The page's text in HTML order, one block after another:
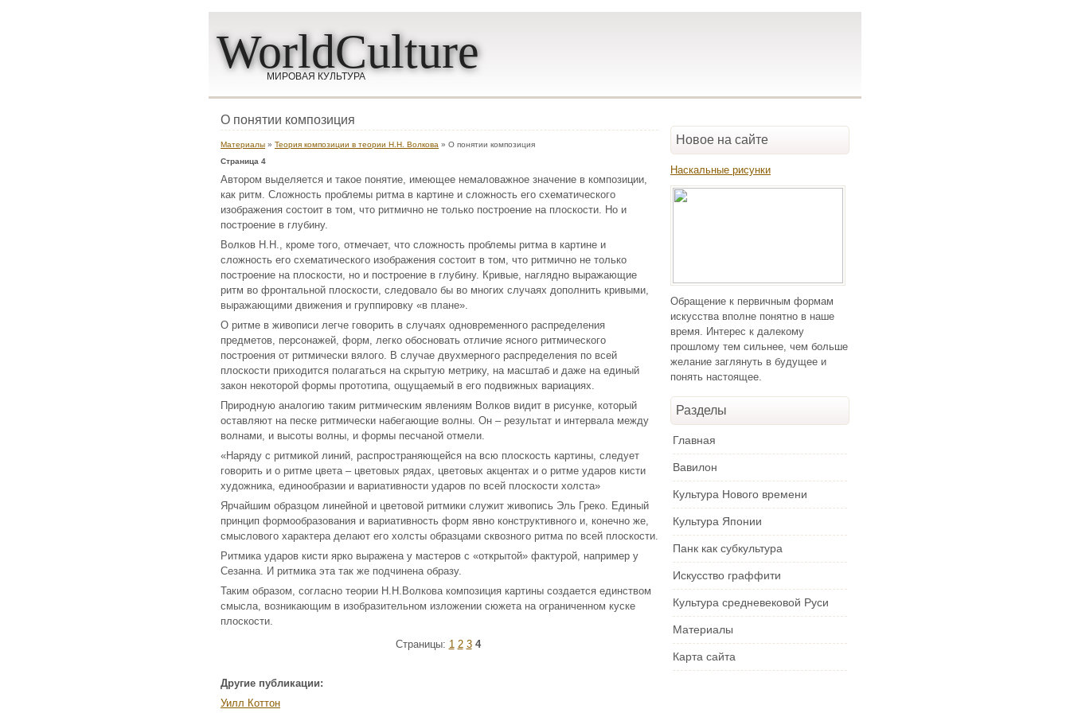
WorldCulture
МИРОВАЯ КУЛЬТУРА
О понятии композиция
Материалы » Теория композиции в теории Н.Н. Волкова » О понятии композиция
Страница 4
Автором выделяется и такое понятие, имеющее немаловажное значение в композиции,
как ритм. Сложность проблемы ритма в картине и сложность его схематического
изображения состоит в том, что ритмично не только построение на плоскости. Но и
построение в глубину.
Волков Н.Н., кроме того, отмечает, что сложность проблемы ритма в картине и
сложность его схематического изображения состоит в том, что ритмично не только
построение на плоскости, но и построение в глубину. Кривые, наглядно выражающие
ритм во фронтальной плоскости, следовало бы во многих случаях дополнить кривыми,
выражающими движения и группировку «в плане».
О ритме в живописи легче говорить в случаях одновременного распределения
предметов, персонажей, форм, легко обосновать отличие ясного ритмического
построения от ритмически вялого. В случае двухмерного распределения по всей
плоскости приходится полагаться на скрытую метрику, на масштаб и даже на единый
закон некоторой формы прототипа, ощущаемый в его подвижных вариациях.
Природную аналогию таким ритмическим явлениям Волков видит в рисунке, который
оставляют на песке ритмически набегающие волны. Он – результат и интервала между
волнами, и высоты волны, и формы песчаной отмели.
«Наряду с ритмикой линий, распространяющейся на всю плоскость картины, следует
говорить и о ритме цвета – цветовых рядах, цветовых акцентах и о ритме ударов кисти
художника, единообразии и вариативности ударов по всей плоскости холста»
Ярчайшим образцом линейной и цветовой ритмики служит живопись Эль Греко. Единый
принцип формообразования и вариативность форм явно конструктивного и, конечно же,
смыслового характера делают его холсты образцами сквозного ритма по всей плоскости.
Ритмика ударов кисти ярко выражена у мастеров с «открытой» фактурой, например у
Сезанна. И ритмика эта так же подчинена образу.
Таким образом, согласно теории Н.Н.Волкова композиция картины создается единством
смысла, возникающим в изобразительном изложении сюжета на ограниченном куске
плоскости.
Страницы: 1 2 3 4
Другие публикации:
Уилл Коттон
Новое на сайте
Наскальные рисунки
Обращение к первичным формам
искусства вполне понятно в наше
время. Интерес к далекому
прошлому тем сильнее, чем больше
желание заглянуть в будущее и
понять настоящее.
Разделы
Главная
Вавилон
Культура Нового времени
Культура Японии
Панк как субкультура
Искусство граффити
Культура средневековой Руси
Материалы
Карта сайта